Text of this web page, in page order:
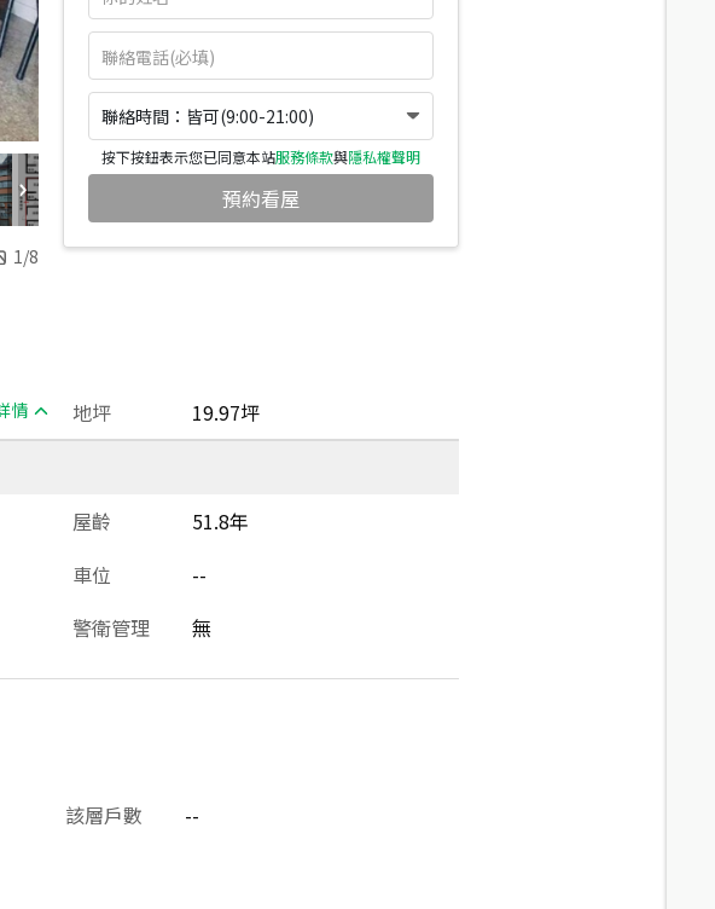
1/8
聯絡時間：皆可(9:00-21:00)
按下按鈕表示您已同意本站服務條款與隱私權聲明
預約看屋
情 地坪
19.97坪
屋齡
51.8年
車位
--
警衛管理 無
該層戶數
--